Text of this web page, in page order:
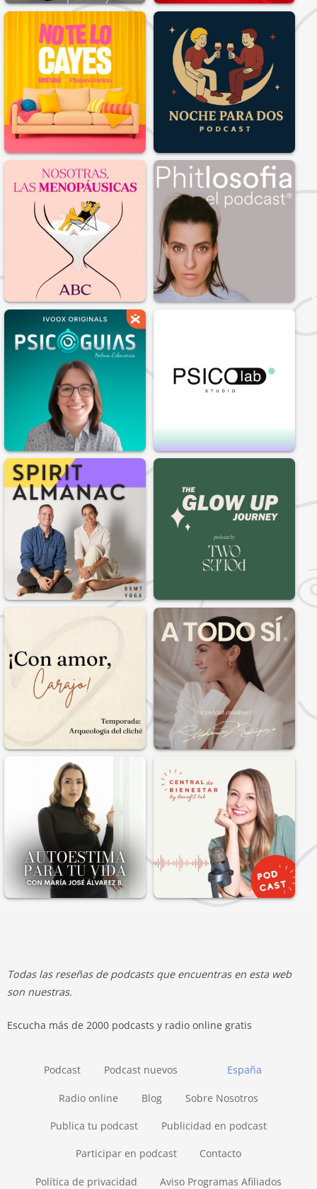
Todas las reseñas de podcasts que encuentras en esta web
son nuestras.
Escucha más de 2000 podcasts y radio online gratis
España
Podcast Podcast nuevos
Radio online Blog Sobre Nosotros
Publica tu podcast Publicidad en podcast
Participar en podcast Contacto
Política de privacidad Aviso Programas Afiliados